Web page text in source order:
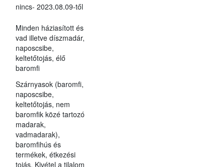
nincs- 2023.08.09-től
Minden háziasított és
vad illetve díszmadár,
naposcsibe,
keltetőtojás, élő
baromfi
Szárnyasok (baromfi,
naposcsibe,
keltetőtojás, nem
baromfik közé tartozó
madarak,
vadmadarak),
baromfihús és
termékek, étkezési
tojás. Kivétel a tilalom